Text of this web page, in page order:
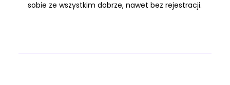
AI Agent Nowy
sobie ze wszystkim dobrze, nawet bez rejestracji.